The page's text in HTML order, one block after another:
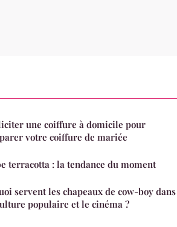
une coiffure à domicile pour
votre coiffure de mariée
terracotta : la tendance du moment
servent les chapeaux de cow-boy dans
populaire et le cinéma ?